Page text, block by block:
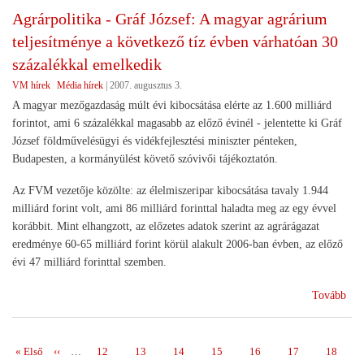
Agrárpolitika - Gráf József: A magyar agrárium
teljesítménye a következő tíz évben várhatóan 30
százalékkal emelkedik
VM hírek Média hírek 2007. augusztus 3.
A magyar mezőgazdaság múlt évi kibocsátása elérte az 1.600 milliárd
forintot, ami 6 százalékkal magasabb az előző évinél - jelentette ki Gráf
József földművelésügyi és vidékfejlesztési miniszter pénteken,
Budapesten, a kormányülést követő szóvivői tájékoztatón.
Az FVM vezetője közölte: az élelmiszeripar kibocsátása tavaly 1.944
milliárd forint volt, ami 86 milliárd forinttal haladta meg az egy évvel
korábbit. Mint elhangzott, az előzetes adatok szerint az agrárágazat
eredménye 60-65 milliárd forint körül alakult 2006-ban évben, az előző
évi 47 milliárd forinttal szemben.
Tovább
Első
« Első
Előző
‹‹ Page
12 Page
13 Page
14 Page
15 Page
16 Page
17 Page
18